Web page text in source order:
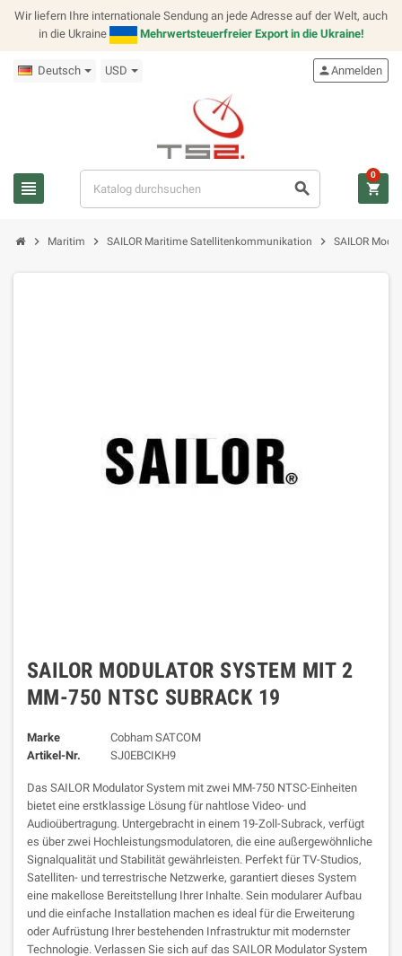
Wir liefern Ihre internationale Sendung an jede Adresse auf der Welt, auch
in die Ukraine
Mehrwertsteuerfreier Export in die Ukraine!
Deutsch USD
view_headline search
personAnmelden
shopping_cart
0
chevron_right Maritim chevron_right SAILOR Maritime Satellitenkommunikation chevron_right SAILOR
SAILOR MODULATOR SYSTEM MIT 2
MM-750 NTSC SUBRACK 19
Marke
Cobham SATCOM
Artikel-Nr.
SJ0EBCIKH9
Das SAILOR Modulator System mit zwei MM-750 NTSC-Einheiten
bietet eine erstklassige Lösung für nahtlose Video- und
Audioübertragung. Untergebracht in einem 19-Zoll-Subrack, verfügt
es über zwei Hochleistungsmodulatoren, die eine außergewöhnliche
Signalqualität und Stabilität gewährleisten. Perfekt für TV-Studios,
Satelliten- und terrestrische Netzwerke, garantiert dieses System
eine makellose Bereitstellung Ihrer Inhalte. Sein modularer Aufbau
und die einfache Installation machen es ideal für die Erweiterung
oder Aufrüstung Ihrer bestehenden Infrastruktur mit modernster
Technologie. Verlassen Sie sich auf das SAILOR Modulator System